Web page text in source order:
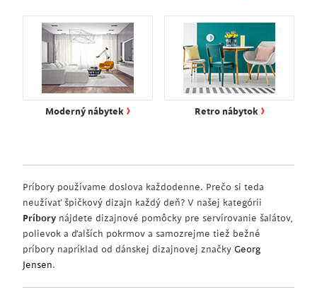
Moderný nábytek › Retro nábytok ›
Príbory používame doslova každodenne. Prečo si teda
neužívať špičkový dizajn každý deň? V našej kategórii
Príbory nájdete dizajnové pomôcky pre servírovanie šalátov,
polievok a ďalších pokrmov a samozrejme tiež bežné
príbory napríklad od dánskej dizajnovej značky Georg
Jensen.